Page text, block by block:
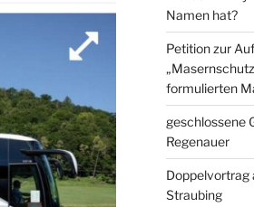
Namen hat?
Petition zur
formulierten
geschlossene
Regenauer
Doppelvortrag
Straubing